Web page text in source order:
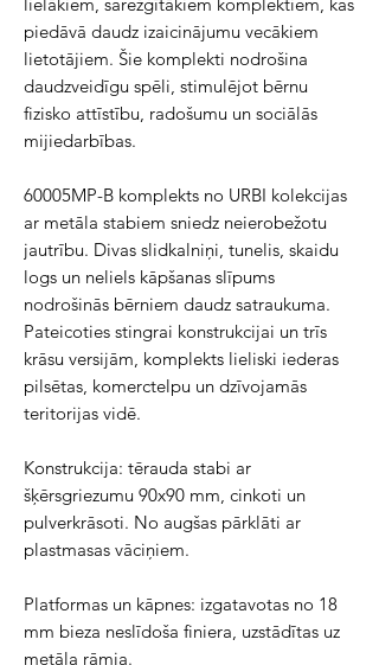
piedāvā daudz izaicinājumu vecākiem
lietotājiem. Šie komplekti nodrošina
daudzveidīgu spēli, stimulējot bērnu
fizisko attīstību, radošumu un sociālās
mijiedarbības.
60005MP-B komplekts no URBI kolekcijas
ar metāla stabiem sniedz neierobežotu
jautrību. Divas slidkalniņi, tunelis, skaidu
logs un neliels kāpšanas slīpums
nodrošinās bērniem daudz satraukuma.
Pateicoties stingrai konstrukcijai un trīs
krāsu versijām, komplekts lieliski iederas
pilsētas, komerctelpu un dzīvojamās
teritorijas vidē.
Konstrukcija: tērauda stabi ar
šķērsgriezumu 90x90 mm, cinkoti un
pulverkrāsoti. No augšas pārklāti ar
plastmasas vāciņiem.
Platformas un kāpnes: izgatavotas no 18
mm bieza neslīdoša finiera, uzstādītas uz
metāla rāmja.